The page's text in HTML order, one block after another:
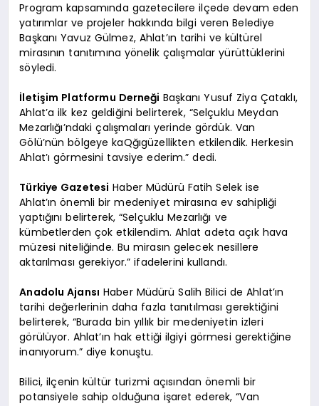
Program kapsamında gazetecilere ilçede devam eden
yatırımlar ve projeler hakkında bilgi veren Belediye
Başkanı Yavuz Gülmez, Ahlat’ın tarihi ve kültürel
mirasının tanıtımına yönelik çalışmalar yürüttüklerini
söyledi.
İletişim Platformu Derneği Başkanı Yusuf Ziya Çataklı,
Ahlat’a ilk kez geldiğini belirterek, “Selçuklu Meydan
Mezarlığı’ndaki çalışmaları yerinde gördük. Van
Gölü’nün bölgeye kaQğıgüzellikten etkilendik. Herkesin
Ahlat’ı görmesini tavsiye ederim.” dedi.
Türkiye Gazetesi Haber Müdürü Fatih Selek ise
Ahlat’ın önemli bir medeniyet mirasına ev sahipliği
yaptığını belirterek, “Selçuklu Mezarlığı ve
kümbetlerden çok etkilendim. Ahlat adeta açık hava
müzesi niteliğinde. Bu mirasın gelecek nesillere
aktarılması gerekiyor.” ifadelerini kullandı.
Anadolu Ajansı Haber Müdürü Salih Bilici de Ahlat’ın
tarihi değerlerinin daha fazla tanıtılması gerektiğini
belirterek, “Burada bin yıllık bir medeniyetin izleri
görülüyor. Ahlat’ın hak ettiği ilgiyi görmesi gerektiğine
inanıyorum.” diye konuştu.
Bilici, ilçenin kültür turizmi açısından önemli bir
potansiyele sahip olduğuna işaret ederek, “Van